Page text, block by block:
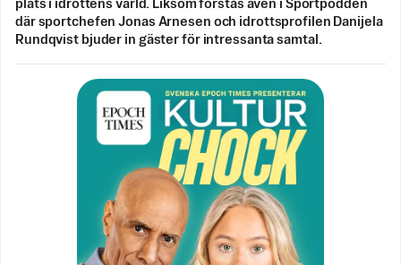
plats i idrottens värld. Liksom förstås även i Sportpodden
där sportchefen Jonas Arnesen och idrottsprofilen Danijela
Rundqvist bjuder in gäster för intressanta samtal.